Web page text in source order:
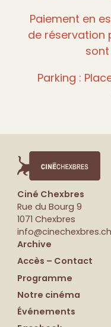
Paiement en
de réservation
Parking :
Ciné Chexbres
Rue du Bourg 9
1071 Chexbres
info@cinechexbres.ch
Archive
Accès – Contact
Programme
Notre cinéma
Événements